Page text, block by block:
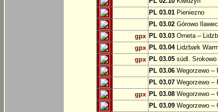
PL 03.01 Pieniezno
PL 03.02 Górowo
gpx PL 03.03 Orneta –
gpx PL 03.04Lidzbark
gpx PL 03.05 südl.
PL 03.06 Wegorzewo –
PL 03.07 Wegorzewo –
gpx PL 03.08 Wegorzewo –
PL 03.09 Wegorzewo –